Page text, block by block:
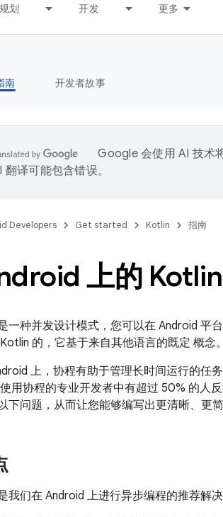
划 开发 更多
南 开发者故事
Google 会使用 AI 技术
翻译可能包含错误。
Developers Get started Kotlin 指南
上的
一种并发设计模式，您可以在 Android 平
的，它基于来自其他语言的既定 概念。
上，协程有助于管理长时间运行的任
用协程的专业开发者中有超过 50% 的人
下问题，从而让您能够编写出更清晰、更简
我们在 Android 上进行异步编程的推荐解